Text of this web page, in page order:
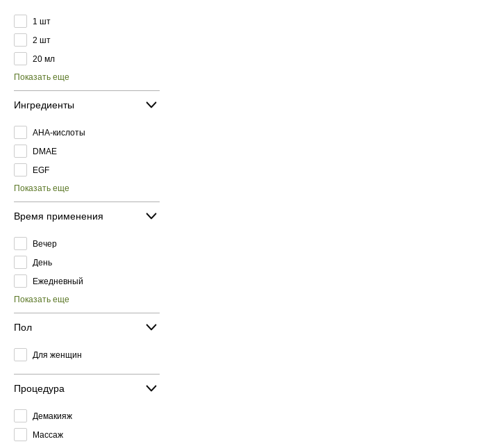
1 шт
2 шт
20 мл
Показать еще
Ингредиенты
AHA-кислоты
DMAE
EGF
Показать еще
Время применения
Вечер
День
Ежедневный
Показать еще
Пол
Для женщин
Процедура
Демакияж
Массаж